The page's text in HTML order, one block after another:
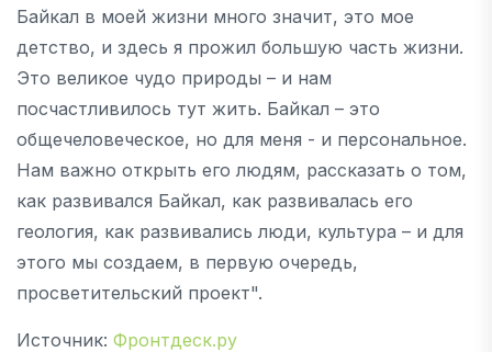
Байкал в моей жизни много значит, это мое
детство, и здесь я прожил большую часть жизни.
Это великое чудо природы – и нам
посчастливилось тут жить. Байкал – это
общечеловеческое, но для меня - и персональное.
Нам важно открыть его людям, рассказать о том,
как развивался Байкал, как развивалась его
геология, как развивались люди, культура – и для
этого мы создаем, в первую очередь,
просветительский проект".
Источник: Фронтдеск.ру